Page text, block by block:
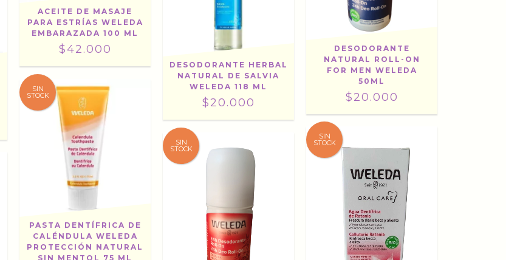
ACEITE DE MASAJE
PARA ESTRÍAS WELEDA
EMBARAZADA 100 ML
$42.000
DESODORANTE HERBAL
NATURAL DE SALVIA
WELEDA 118 ML
$20.000
DESODORANTE
NATURAL ROLL-ON
FOR MEN WELEDA
50ML
$20.000
SIN
STOCK
PASTA DENTÍFRICA DE
CALÉNDULA WELEDA
PROTECCIÓN NATURAL
SIN MENTOL 75 ML
SIN
STOCK
SIN
STOCK